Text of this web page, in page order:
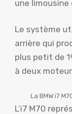
une limousine
Le système
arrière qui
plus petit de
à deux
La BMW i7
L’i7 M70